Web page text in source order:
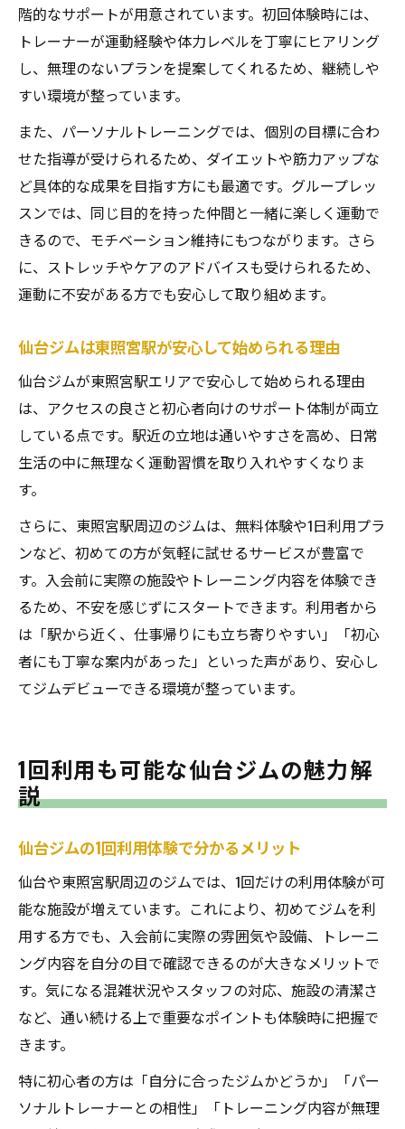
階的なサポートが用意されています。初回体験時には、
トレーナーが運動経験や体力レベルを丁寧にヒアリング
し、無理のないプランを提案してくれるため、継続しや
すい環境が整っています。
また、パーソナルトレーニングでは、個別の目標に合わ
せた指導が受けられるため、ダイエットや筋力アップな
ど具体的な成果を目指す方にも最適です。グループレッ
スンでは、同じ目的を持った仲間と一緒に楽しく運動で
きるので、モチベーション維持にもつながります。さら
に、ストレッチやケアのアドバイスも受けられるため、
運動に不安がある方でも安心して取り組めます。
仙台ジムは東照宮駅が安心して始められる理由
仙台ジムが東照宮駅エリアで安心して始められる理由
は、アクセスの良さと初心者向けのサポート体制が両立
している点です。駅近の立地は通いやすさを高め、日常
生活の中に無理なく運動習慣を取り入れやすくなりま
す。
さらに、東照宮駅周辺のジムは、無料体験や1日利用プラ
ンなど、初めての方が気軽に試せるサービスが豊富で
す。入会前に実際の施設やトレーニング内容を体験でき
るため、不安を感じずにスタートできます。利用者から
は「駅から近く、仕事帰りにも立ち寄りやすい」「初心
者にも丁寧な案内があった」といった声があり、安心し
てジムデビューできる環境が整っています。
1回利用も可能な仙台ジムの魅力解
説
仙台ジムの1回利用体験で分かるメリット
仙台や東照宮駅周辺のジムでは、1回だけの利用体験が可
能な施設が増えています。これにより、初めてジムを利
用する方でも、入会前に実際の雰囲気や設備、トレーニ
ング内容を自分の目で確認できるのが大きなメリットで
す。気になる混雑状況やスタッフの対応、施設の清潔さ
など、通い続ける上で重要なポイントも体験時に把握で
きます。
特に初心者の方は「自分に合ったジムかどうか」「パー
ソナルトレーナーとの相性」「トレーニング内容が無理